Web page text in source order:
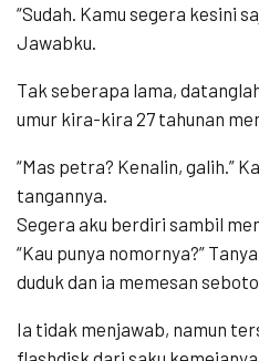
“Sudah. Kamu segera kesini
Jawabku.
Tak seberapa lama,
umur kira-kira 27 tahunan
“Mas petra? Kenalin, galih.”
tangannya.
Segera aku berdiri sambil
“Kau punya nomornya?”
duduk dan ia memesan
Ia tidak menjawab, namun